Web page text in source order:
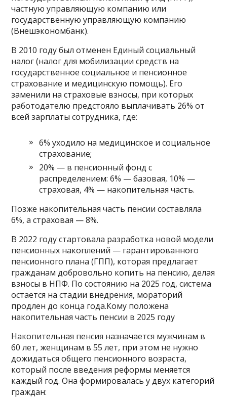
частную управляющую компанию или
государственную управляющую компанию
(Внешэкономбанк).
В 2010 году был отменен Единый социальный
налог (налог для мобилизации средств на
государственное социальное и пенсионное
страхование и медицинскую помощь). Его
заменили на страховые взносы, при которых
работодателю предстояло выплачивать 26% от
всей зарплаты сотрудника, где:
6% уходило на медицинское и социальное
страхование;
20% — в пенсионный фонд с
распределением: 6% — базовая, 10% —
страховая, 4% — накопительная часть.
Позже накопительная часть пенсии составляла
6%, а страховая — 8%.
В 2022 году стартовала разработка новой модели
пенсионных накоплений — гарантированного
пенсионного плана (ГПП), которая предлагает
гражданам добровольно копить на пенсию, делая
взносы в НПФ. По состоянию на 2025 год, система
остается на стадии внедрения, мораторий
продлен до конца года.Кому положена
накопительная часть пенсии в 2025 году
Накопительная пенсия назначается мужчинам в
60 лет, женщинам в 55 лет, при этом не нужно
дожидаться общего пенсионного возраста,
который после введения реформы меняется
каждый год. Она формировалась у двух категорий
граждан: